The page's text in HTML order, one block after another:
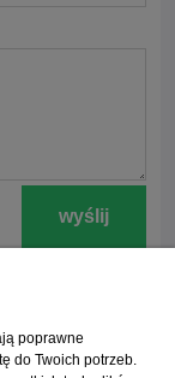
wyślij
poprawne
do Twoich potrzeb.